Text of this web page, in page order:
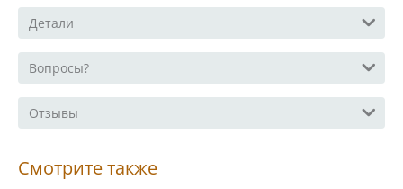
Детали
Вопросы?
Отзывы
Смотрите также